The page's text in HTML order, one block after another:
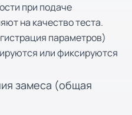
при подаче
на качество теста.
параметров)
или фиксируются
замеса (общая